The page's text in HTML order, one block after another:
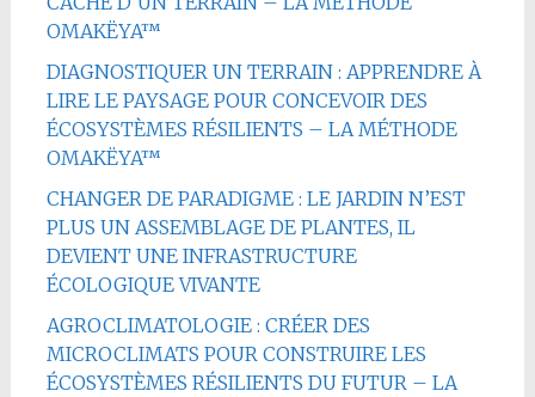
OMAKËYA™
DIAGNOSTIQUER UN TERRAIN : APPRENDRE À
LIRE LE PAYSAGE POUR CONCEVOIR DES
ÉCOSYSTÈMES RÉSILIENTS – LA MÉTHODE
OMAKËYA™
CHANGER DE PARADIGME : LE JARDIN N’EST
PLUS UN ASSEMBLAGE DE PLANTES, IL
DEVIENT UNE INFRASTRUCTURE
ÉCOLOGIQUE VIVANTE
AGROCLIMATOLOGIE : CRÉER DES
MICROCLIMATS POUR CONSTRUIRE LES
ÉCOSYSTÈMES RÉSILIENTS DU FUTUR – LA